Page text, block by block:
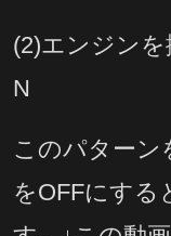
(2)エンジン
N
このパターン
をOFFにする